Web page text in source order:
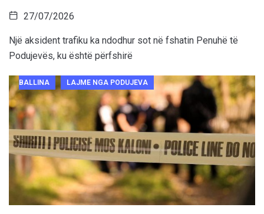
27/07/2026
Një aksident trafiku ka ndodhur sot në fshatin Penuhë të
Podujevës, ku është përfshirë
BALLINA LAJME NGA PODUJEVA